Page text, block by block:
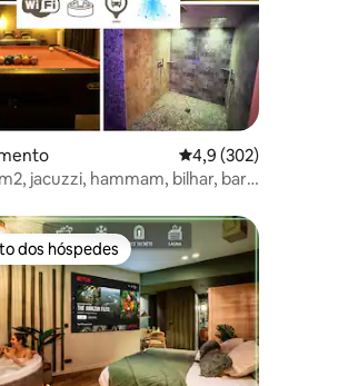
4,9 em 5 estrelas, 475avaliações
Classificação média
4,9 (302)
jacuzzi, hammam, bilhar, bar,
dos hóspedes
dos hóspedes